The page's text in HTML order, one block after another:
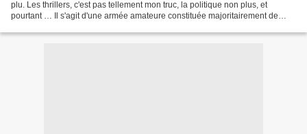
plu. Les thrillers, c'est pas tellement mon truc, la politique non plus, et
pourtant … Il s'agit d'une armée amateure constituée majoritairement de